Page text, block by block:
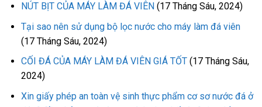
NÚT BỊT CỦA MÁY LÀM ĐÁ VIÊN (17 Tháng Sáu, 2024)
Tại sao nên sử dụng bộ lọc nước cho máy làm đá viên
(17 Tháng Sáu, 2024)
CỐI ĐÁ CỦA MÁY LÀM ĐÁ VIÊN GIÁ TỐT (17 Tháng Sáu,
2024)
Xin giấy phép an toàn vệ sinh thực phẩm cơ sơ nước đá ở